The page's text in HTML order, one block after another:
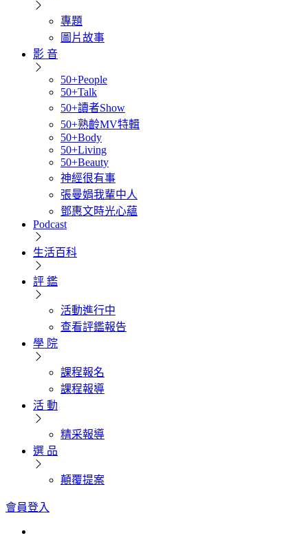
專題
圖片故事
影 音
50+People
50+Talk
50+讀者Show
50+熟齡MV特輯
50+Body
50+Living
50+Beauty
神經很有事
張曼娟我輩中人
鄧惠文時光心蘊
Podcast
生活百科
評 鑑
活動進行中
查看評鑑報告
學 院
課程報名
課程報導
活 動
精采報導
選 品
顛覆提案
會員登入